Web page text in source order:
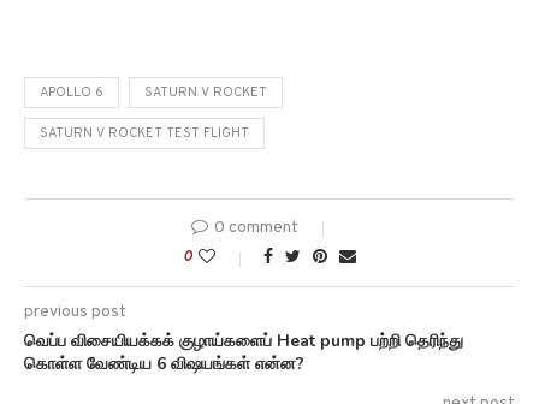
APOLLO 6 SATURN V ROCKET
SATURN V ROCKET TEST FLIGHT
0 comment
0
previous post
வெப்ப விசையியக்கக் குழாய்களைப் Heat pump பற்றி தெரிந்து
கொள்ள வேண்டிய 6 விஷயங்கள் என்ன?